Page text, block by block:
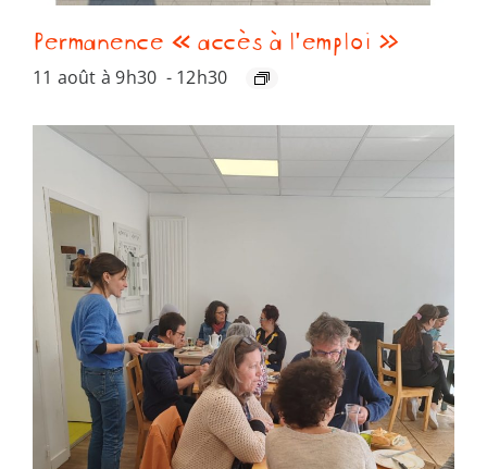
Permanence « accès à l’emploi »
11 août à 9h30 - 12h30